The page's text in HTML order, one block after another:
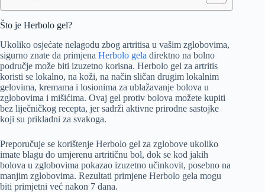
Što je Herbolo gel?
Ukoliko osjećate nelagodu zbog artritisa u vašim zglobovima,
sigurno znate da primjena Herbolo gela direktno na bolno
područje može biti izuzetno korisna. Herbolo gel za artritis
koristi se lokalno, na koži, na način sličan drugim lokalnim
gelovima, kremama i losionima za ublažavanje bolova u
zglobovima i mišićima. Ovaj gel protiv bolova možete kupiti
bez liječničkog recepta, jer sadrži aktivne prirodne sastojke
koji su prikladni za svakoga.
Preporučuje se korištenje Herbolo gel za zglobove ukoliko
imate blagu do umjerenu artritičnu bol, dok se kod jakih
bolova u zglobovima pokazao izuzetno učinkovit, posebno na
manjim zglobovima. Rezultati primjene Herbolo gela mogu
biti primjetni već nakon 7 dana.